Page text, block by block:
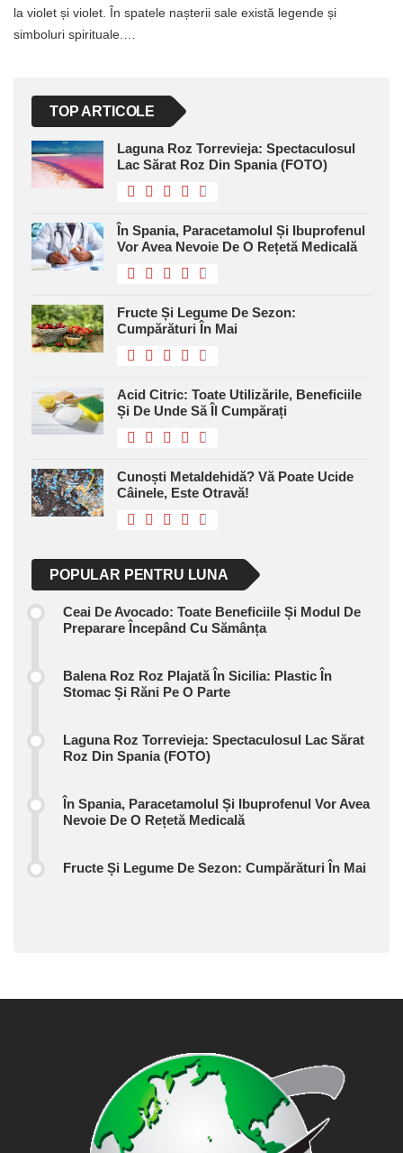
la violet și violet. În spatele nașterii sale există legende și
simboluri spirituale.…
TOP ARTICOLE
Laguna Roz Torrevieja: Spectaculosul
Lac Sărat Roz Din Spania (FOTO)
În Spania, Paracetamolul Și Ibuprofenul
Vor Avea Nevoie De O Rețetă Medicală
Fructe Și Legume De Sezon:
Cumpărături În Mai
Acid Citric: Toate Utilizările, Beneficiile
Și De Unde Să Îl Cumpărați
Cunoști Metaldehidă? Vă Poate Ucide
Câinele, Este Otravă!
POPULAR PENTRU LUNA
Ceai De Avocado: Toate Beneficiile Și Modul De
Preparare Începând Cu Sămânța
Balena Roz Roz Plajată În Sicilia: Plastic În
Stomac Și Răni Pe O Parte
Laguna Roz Torrevieja: Spectaculosul Lac Sărat
Roz Din Spania (FOTO)
În Spania, Paracetamolul Și Ibuprofenul Vor Avea
Nevoie De O Rețetă Medicală
Fructe Și Legume De Sezon: Cumpărături În Mai